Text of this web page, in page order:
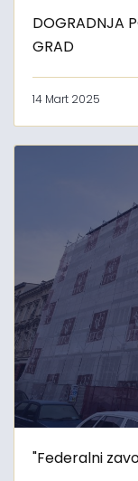
DOGRADNJA
GRAD
14 Mart 2025
"Federalni